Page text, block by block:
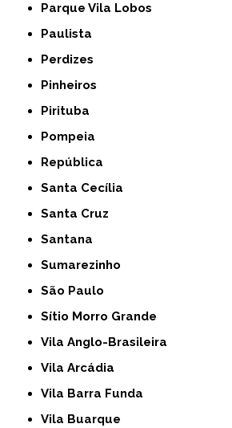
Parque Vila Lobos
Paulista
Perdizes
Pinheiros
Pirituba
Pompeia
República
Santa Cecília
Santa Cruz
Santana
Sumarezinho
São Paulo
Sítio Morro Grande
Vila Anglo-Brasileira
Vila Arcádia
Vila Barra Funda
Vila Buarque